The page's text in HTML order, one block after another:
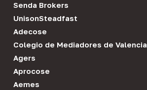
Senda Brokers
UnisonSteadfast
Adecose
Colegio de Mediadores de Valencia
Agers
Aprocose
Aemes